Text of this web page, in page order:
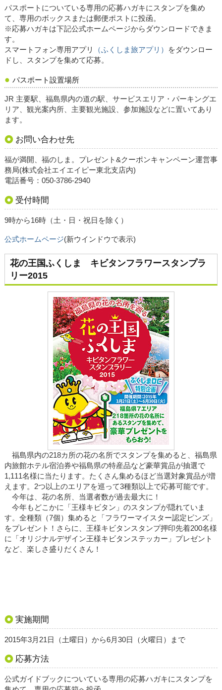
パスポートについている専用の応募ハガキにスタンプを集め
て、専用のボックスまたは郵便ポストに投函。
※応募ハガキは下記公式ホームページからダウンロードできま
す。
スマートフォン専用アプリ
（ふくしま旅アプリ）
をダウンロー
ドし、スタンプを集めて応募。
パスポート設置場所
JR 主要駅、福島県内の道の駅、サービスエリア・パーキングエ
リア、観光案内所、主要観光施設、参加施設などに置いてあり
ます。
お問い合わせ先
福が満開、福のしま。プレゼント&クーポンキャンペーン運営事
務局(株式会社エイエイピー東北支店内)
電話番号：050-3786-2940
受付時間
9時から16時（土・日・祝日を除く）
公式ホームページ(新ウインドウで表示)
花の王国ふくしま キビタンフラワースタンプラ
リー2015
福島県内の218カ所の花の名所でスタンプを集めると、福島県
内旅館ホテル宿泊券や福島県の特産品など豪華賞品が抽選で
1,111名様に当たります。たくさん集めるほど当選対象賞品が増
えます。2つ以上のエリアを巡って3種類以上で応募可能です。
今年は、花の名所、当選者数が過去最大に！
今年もどこかに「王様キビタン」のスタンプが隠れていま
す。全種類（7個）集めると「フラワーマイスター認定ピンズ」
をプレゼント！さらに、王様キビタンスタンプ押印先着200名様
に「オリジナルデザイン王様キビタンステッカー」プレゼント
など、楽しさ盛りだくさん！
実施期間
2015年3月21日（土曜日）から6月30日（火曜日）まで
応募方法
公式ガイドブックについている専用の応募ハガキにスタンプを